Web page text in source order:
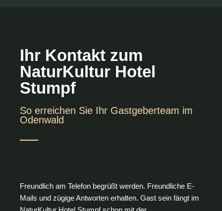
Ihr Kontakt zum
NaturKultur Hotel
Stumpf
So erreichen Sie Ihr Gastgeberteam im
Odenwald
Freundlich am Telefon begrüßt werden. Freundliche E-
Mails und zügige Antworten erhalten. Gast sein fängt im